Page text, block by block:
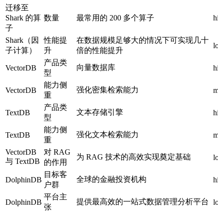
迁移至
Shark 的算
子
数量 最常用的 200 多个算子
Shark（因
子计算）
性能提
升
在数据规模足够大的情况下可实现几十
倍的性能提升
VectorDB
产品类
型
向量数据库
VectorDB
能力侧
重
强化密集检索能力
TextDB
产品类
型
文本存储引擎
TextDB
能力侧
重
强化文本检索能力
VectorDB
与 TextDB
对 RAG
的作用
为 RAG 技术的高效实现奠定基础
DolphinDB
目标客
户群
全球的金融投资机构
DolphinDB
平台主
张
提供最高效的一站式数据管理分析平台